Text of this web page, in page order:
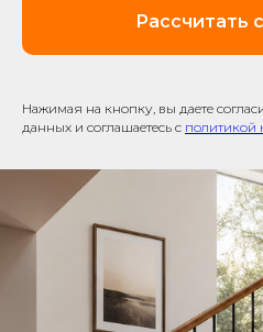
Рассчитать
Нажимая на кнопку, вы даете
данных и соглашаетесь c политикой